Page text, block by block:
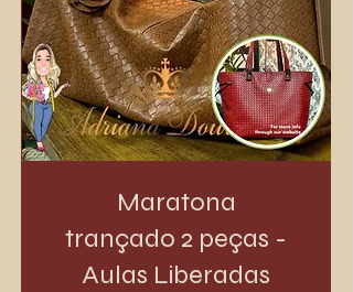
Maratona
trançado 2 peças -
Aulas Liberadas